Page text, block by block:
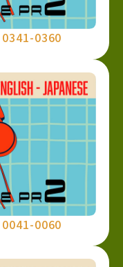
0360
0060